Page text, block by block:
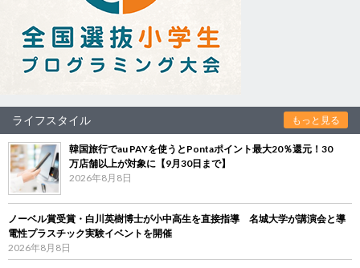
ライフスタイル もっと見る
韓国旅行でau PAYを使うとPontaポイント最大20％還元！30
万店舗以上が対象に【9月30日まで】
2026年8月8日
ノーベル賞受賞・白川英樹博士が小中高生を直接指導 名城大学が講演会と導
電性プラスチック実験イベントを開催
2026年8月8日